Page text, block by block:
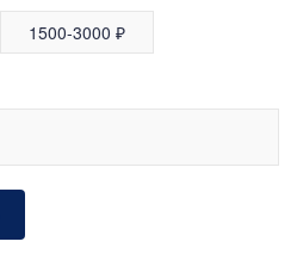
1500-3000 ₽